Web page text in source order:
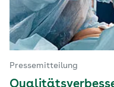
Pressemitteilung